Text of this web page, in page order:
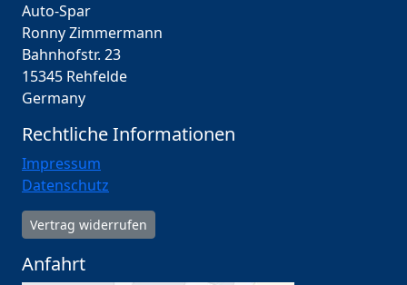
Auto-Spar
Ronny Zimmermann
Bahnhofstr. 23
15345 Rehfelde
Germany
Rechtliche Informationen
Impressum
Datenschutz
Vertrag widerrufen
Anfahrt